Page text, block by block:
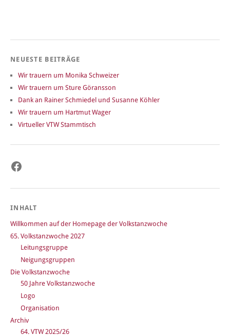
NEUESTE BEITRÄGE
Wir trauern um Monika Schweizer
Wir trauern um Sture Göransson
Dank an Rainer Schmiedel und Susanne Köhler
Wir trauern um Hartmut Wager
Virtueller VTW Stammtisch
Facebook
INHALT
Willkommen auf der Homepage der Volkstanzwoche
65. Volkstanzwoche 2027
Leitungsgruppe
Neigungsgruppen
Die Volkstanzwoche
50 Jahre Volkstanzwoche
Logo
Organisation
Archiv
64. VTW 2025/26